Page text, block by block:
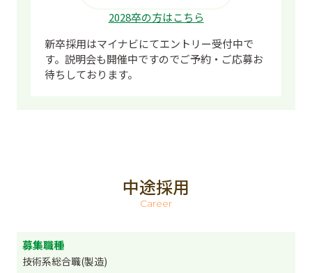
2028卒の方はこちら
新卒採用はマイナビにてエントリー受付中で
す。 説明会も開催中ですのでご予約・ご応募お
待ちしております。
中途採用
Career
募集職種
技術系総合職(製造)